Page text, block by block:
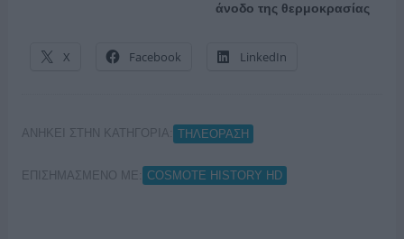
άνοδο της θερμοκρασίας
X Facebook LinkedIn
ΑΝΗΚΕΙ ΣΤΗΝ ΚΑΤΗΓΟΡΙΑ: ΤΗΛΕΟΡΑΣΗ
ΕΠΙΣΗΜΑΣΜΕΝΟ ΜΕ: COSMOTE HISTORY HD